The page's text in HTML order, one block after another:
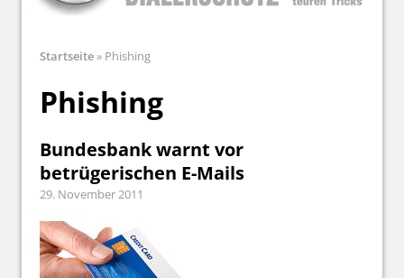
Startseite» Phishing
Phishing
Bundesbank warnt vor
betrügerischen E-Mails
29. November 2011